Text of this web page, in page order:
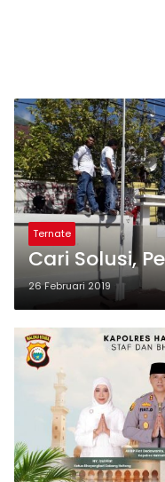
Ternate
26 Februari 2019